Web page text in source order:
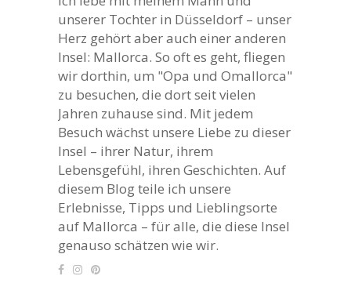
unserer Tochter in Düsseldorf – unser
Herz gehört aber auch einer anderen
Insel: Mallorca. So oft es geht, fliegen
wir dorthin, um "Opa und Omallorca"
zu besuchen, die dort seit vielen
Jahren zuhause sind. Mit jedem
Besuch wächst unsere Liebe zu dieser
Insel – ihrer Natur, ihrem
Lebensgefühl, ihren Geschichten. Auf
diesem Blog teile ich unsere
Erlebnisse, Tipps und Lieblingsorte
auf Mallorca – für alle, die diese Insel
genauso schätzen wie wir.